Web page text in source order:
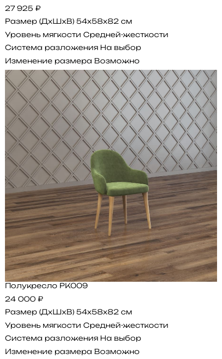
27 925 ₽
Размер (ДхШхВ) 54x58x82 см
Уровень мягкости Средней-жесткости
Система разложения На выбор
Изменение размера Возможно
Полукресло PK009
24 000 ₽
Размер (ДхШхВ) 54x58x82 см
Уровень мягкости Средней-жесткости
Система разложения На выбор
Изменение размера Возможно